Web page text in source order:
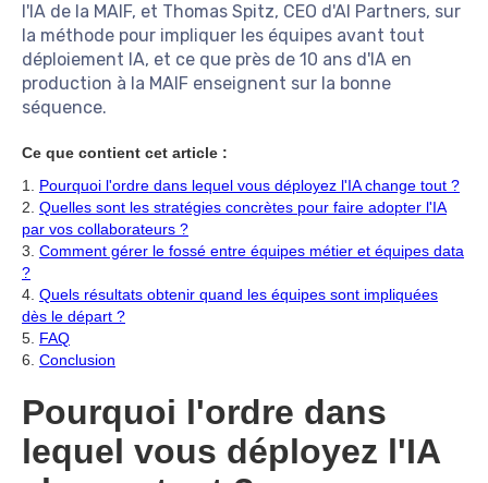
l'IA de la MAIF, et Thomas Spitz, CEO d'AI Partners, sur
la méthode pour impliquer les équipes avant tout
déploiement IA, et ce que près de 10 ans d'IA en
production à la MAIF enseignent sur la bonne
séquence.
Ce que contient cet article :
1. Pourquoi l'ordre dans lequel vous déployez l'IA change tout ?
2. Quelles sont les stratégies concrètes pour faire adopter l'IA
par vos collaborateurs ?
3. Comment gérer le fossé entre équipes métier et équipes data
?
4. Quels résultats obtenir quand les équipes sont impliquées
dès le départ ?
5. FAQ
6. Conclusion
Pourquoi l'ordre dans
lequel vous déployez l'IA